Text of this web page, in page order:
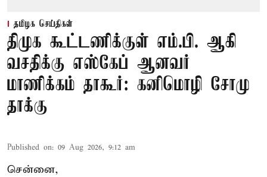
தமிழக செய்திகள்
திமுக கூட்டணிக்குள் எம்.பி. ஆகி
வசதிக்கு எஸ்கேப் ஆனவர்
மாணிக்கம் தாகூர்: கனிமொழி சோமு
தாக்கு
Published on: 09 Aug 2026, 9:12 am
சென்னை,